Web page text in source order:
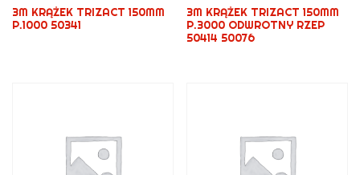
3M KRĄŻEK TRIZACT 150MM
P.1000 50341
3M KRĄŻEK TRIZACT 150MM
P.3000 ODWROTNY RZEP
50414 50076